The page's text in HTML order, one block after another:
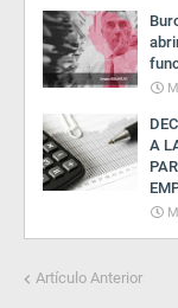
A
Artículo Anterior